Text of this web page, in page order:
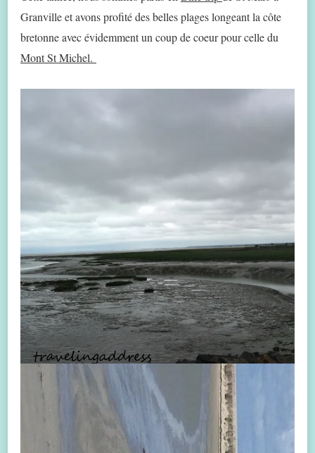
Granville et avons profité des belles plages longeant la côte
bretonne avec évidemment un coup de coeur pour celle du
Mont St Michel.